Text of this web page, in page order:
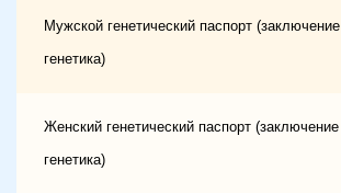
Мужской генетический паспорт (заключение
генетика)
Женский генетический паспорт (заключение
генетика)